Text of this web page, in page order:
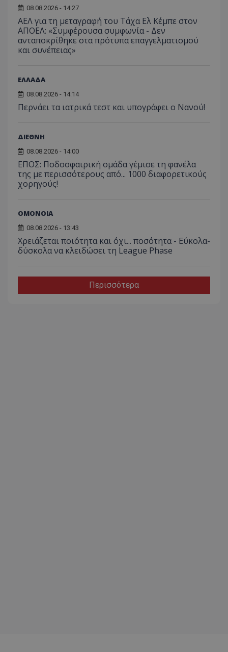
08.08.2026 - 14:27
ΑΕΛ για τη μεταγραφή του Τάχα Ελ Κέμπε στον
ΑΠΟΕΛ: «Συμφέρουσα συμφωνία - Δεν
ανταποκρίθηκε στα πρότυπα επαγγελματισμού
και συνέπειας»
ΕΛΛΑΔΑ
08.08.2026 - 14:14
Περνάει τα ιατρικά τεστ και υπογράφει ο Νανού!
ΔΙΕΘΝΗ
08.08.2026 - 14:00
ΕΠΟΣ: Ποδοσφαιρική ομάδα γέμισε τη φανέλα
της με περισσότερους από... 1000 διαφορετικούς
χορηγούς!
ΟΜΟΝΟΙΑ
08.08.2026 - 13:43
Χρειάζεται ποιότητα και όχι... ποσότητα - Εύκολα-
δύσκολα να κλειδώσει τη League Phase
Περισσότερα